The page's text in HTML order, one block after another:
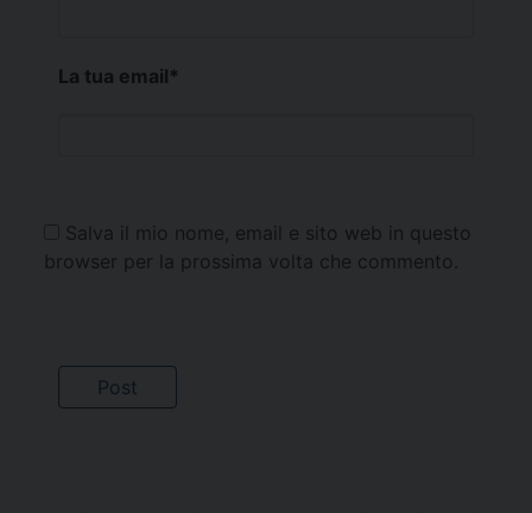
La tua email*
Salva il mio nome, email e sito web in questo
browser per la prossima volta che commento.